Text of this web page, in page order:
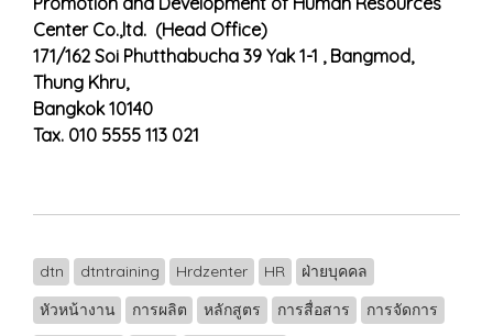
Center Co.,ltd. (Head Office)
171/162 Soi Phutthabucha 39 Yak 1-1 , Bangmod,
Thung Khru,
Bangkok 10140
Tax. 010 5555 113 021
dtn dtntraining Hrdzenter HR
ฝ่ายบุคคล
หัวหน้างาน
การผลิต หลักสูตร การสื่อสาร
การจัดการ